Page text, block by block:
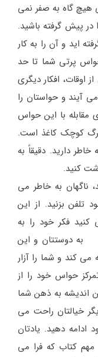
هیچ گاه به صفر نمی
در پیش گرفته باشید.
اید و آن را به کار
پرتی شما تا حد
اوقات، افکار دیگری
آیند و حواستان را
مقابله با این حواس
برگ کوچک کاغذ است.
دارید. دقیقاً به
کنید.
ناگهان به خاطر می
بزنید. از این
فکر خود را به
به دوستتان و این
می کند و شما را آزار
حواس خود را از
اندیشه به ذهن شما
خیالتان راحت می
ادامه دهید. یادتان
کتاب که فرا می